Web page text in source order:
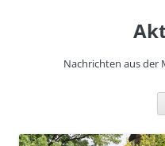
Nachrichten aus der